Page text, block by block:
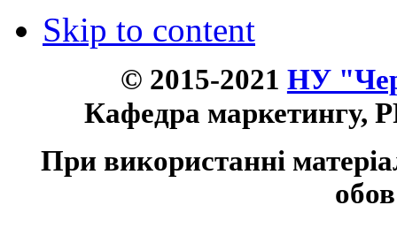
Skip to content
© 2015-2021 НУ
Кафедра маркетингу,
При використанні